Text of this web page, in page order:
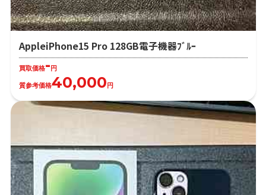
AppleiPhone15 Pro 128GB電子機器ﾌﾞﾙｰ
買取価格- 円
質参考価格40,000 円